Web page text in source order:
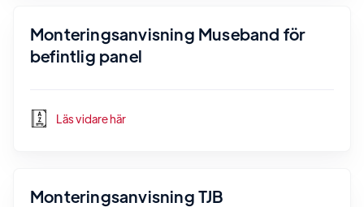
Monteringsanvisning Museband för
befintlig panel
Läs vidare här
Monteringsanvisning TJB